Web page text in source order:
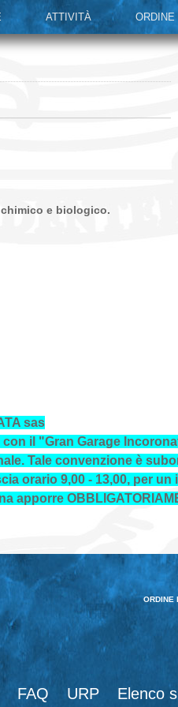
ATTIVITÀ ORDINE
e biologico.
sas
il "Gran Garage
Tale convenzione è
orario 9,00 - 13,00, per
apporre
ORDINE
FAQ URP Elenco